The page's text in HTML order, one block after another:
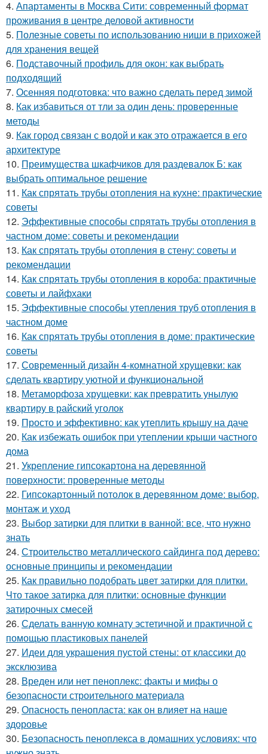
4. Апартаменты в Москва Сити: современный формат
проживания в центре деловой активности
5. Полезные советы по использованию ниши в прихожей
для хранения вещей
6. Подставочный профиль для окон: как выбрать
подходящий
7. Осенняя подготовка: что важно сделать перед зимой
8. Как избавиться от тли за один день: проверенные
методы
9. Как город связан с водой и как это отражается в его
архитектуре
10. Преимущества шкафчиков для раздевалок Б: как
выбрать оптимальное решение
11. Как спрятать трубы отопления на кухне: практические
советы
12. Эффективные способы спрятать трубы отопления в
частном доме: советы и рекомендации
13. Как спрятать трубы отопления в стену: советы и
рекомендации
14. Как спрятать трубы отопления в короба: практичные
советы и лайфхаки
15. Эффективные способы утепления труб отопления в
частном доме
16. Как спрятать трубы отопления в доме: практические
советы
17. Современный дизайн 4-комнатной хрущевки: как
сделать квартиру уютной и функциональной
18. Метаморфоза хрущевки: как превратить унылую
квартиру в райский уголок
19. Просто и эффективно: как утеплить крышу на даче
20. Как избежать ошибок при утеплении крыши частного
дома
21. Укрепление гипсокартона на деревянной
поверхности: проверенные методы
22. Гипсокартонный потолок в деревянном доме: выбор,
монтаж и уход
23. Выбор затирки для плитки в ванной: все, что нужно
знать
24. Строительство металлического сайдинга под дерево:
основные принципы и рекомендации
25. Как правильно подобрать цвет затирки для плитки.
Что такое затирка для плитки: основные функции
затирочных смесей
26. Сделать ванную комнату эстетичной и практичной с
помощью пластиковых панелей
27. Идеи для украшения пустой стены: от классики до
эксклюзива
28. Вреден или нет пеноплекс: факты и мифы о
безопасности строительного материала
29. Опасность пенопласта: как он влияет на наше
здоровье
30. Безопасность пеноплекса в домашних условиях: что